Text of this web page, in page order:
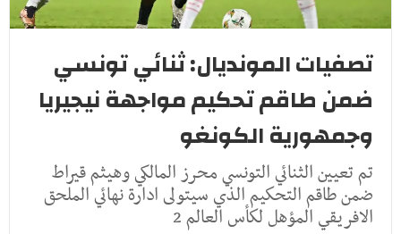
تصفيات المونديال: ثنائي تونسي
ضمن طاقم تحكيم مواجهة نيجيريا
وجمهورية الكونغو
تم تعيين الثنائي التونسي محرز المالكي وهيثم قيراط
ضمن طاقم التحكيم الذي سيتولى ادارة نهائي الملحق
الافريقي المؤهل لكأس العالم 2